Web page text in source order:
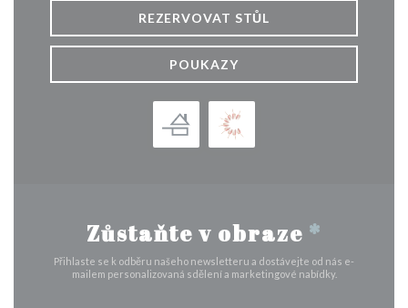
REZERVOVAT STŮL
POUKAZY
Zůstaňte v obraze *
Přihlaste se k odběru našeho newsletteru a dostávejte od nás e-
mailem personalizovaná sdělení a marketingové nabídky.